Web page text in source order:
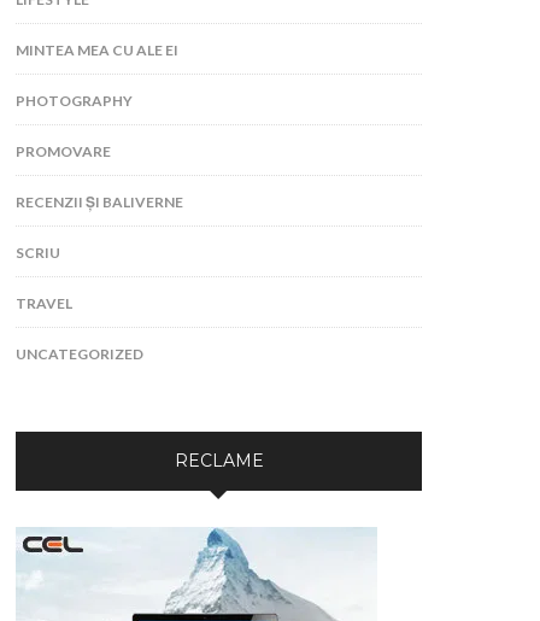
MINTEA MEA CU ALE EI
PHOTOGRAPHY
PROMOVARE
RECENZII ȘI BALIVERNE
SCRIU
TRAVEL
UNCATEGORIZED
RECLAME